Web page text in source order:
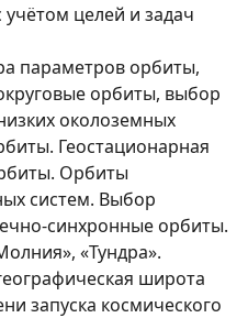
целей и задач
параметров орбиты,
орбиты, выбор
околоземных
Геостационарная
Орбиты
систем. Выбор
синхронные орбиты.
«Тундра».
широта
запуска космического